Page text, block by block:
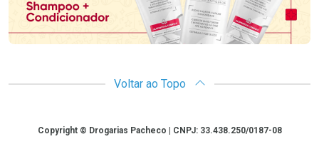
Voltar ao Topo
CopyrightCopyright © Drogarias Pacheco | CNPJ: 33.438.250/0187-08